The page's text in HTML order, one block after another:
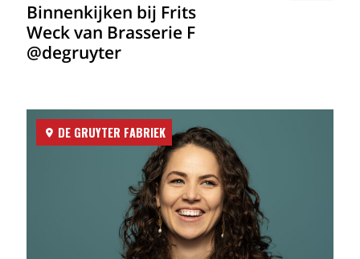
Binnenkijken bij Frits
Weck van Brasserie F
@degruyter
DE GRUYTER FABRIEK